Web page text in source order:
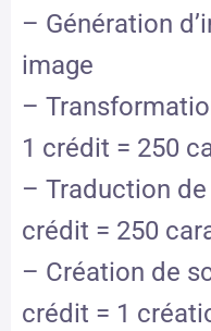
– Génération
image
–
1 crédit = 250
– Traduction de
crédit = 250
– Création de
crédit = 1